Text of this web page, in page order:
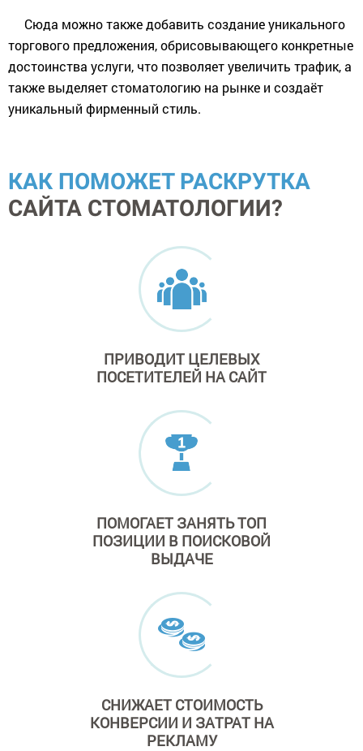
Сюда можно также добавить создание уникального
торгового предложения, обрисовывающего конкретные
достоинства услуги, что позволяет увеличить трафик, а
также выделяет стоматологию на рынке и создаёт
уникальный фирменный стиль.
КАК ПОМОЖЕТ РАСКРУТКА
САЙТА СТОМАТОЛОГИИ?
ПРИВОДИТ ЦЕЛЕВЫХ
ПОСЕТИТЕЛЕЙ НА САЙТ
ПОМОГАЕТ ЗАНЯТЬТОП
ПОЗИЦИИ В ПОИСКОВОЙ
ВЫДАЧЕ
СНИЖАЕТ СТОИМОСТЬ
КОНВЕРСИИ И ЗАТРАТ НА
РЕКЛАМУ